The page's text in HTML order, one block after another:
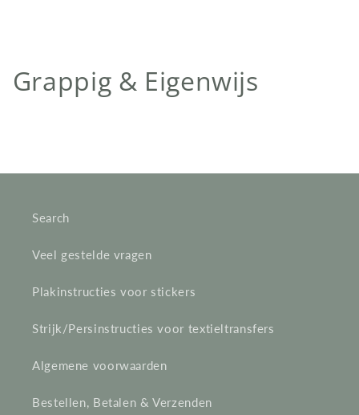
C
l
Grappig & Eigenwijs
Search
Veel gestelde vragen
Plakinstructies voor stickers
Strijk/Persinstructies voor textieltransfers
Algemene voorwaarden
Bestellen, Betalen & Verzenden